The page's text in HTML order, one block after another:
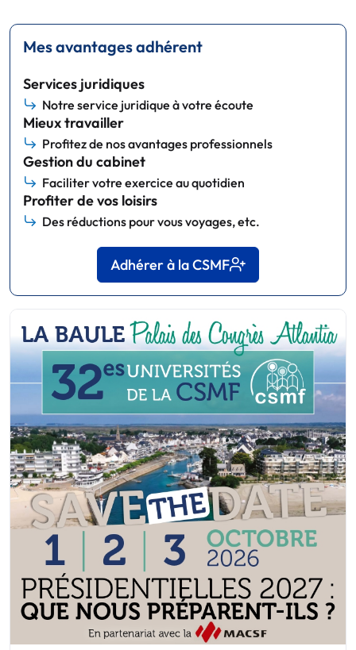
Mes avantages adhérent
Services juridiques
Notre service juridique à votre écoute
Mieux travailler
Profitez de nos avantages professionnels
Gestion du cabinet
Faciliter votre exercice au quotidien
Profiter de vos loisirs
Des réductions pour vous voyages, etc.
Adhérer à la CSMF